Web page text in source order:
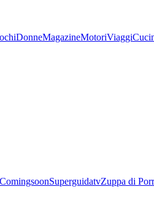
DonneMagazineMotoriViaggi
ComingsoonSuperguidatvZuppa di